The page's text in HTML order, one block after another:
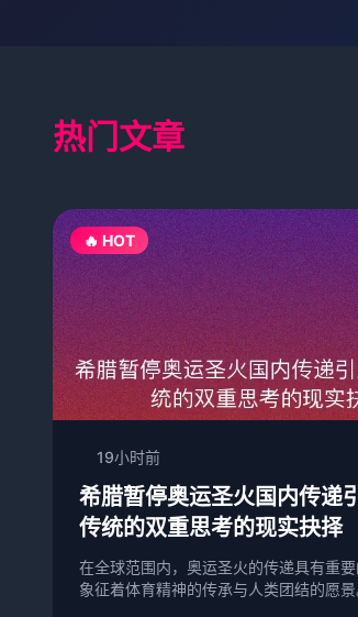
热门文章
🔥 HOT
19小时前
希腊暂停奥运圣火国内传递
传统的双重思考的现实抉择
在全球范围内，奥运圣火的传递具有重要
象征着体育精神的传承与人类团结的愿景